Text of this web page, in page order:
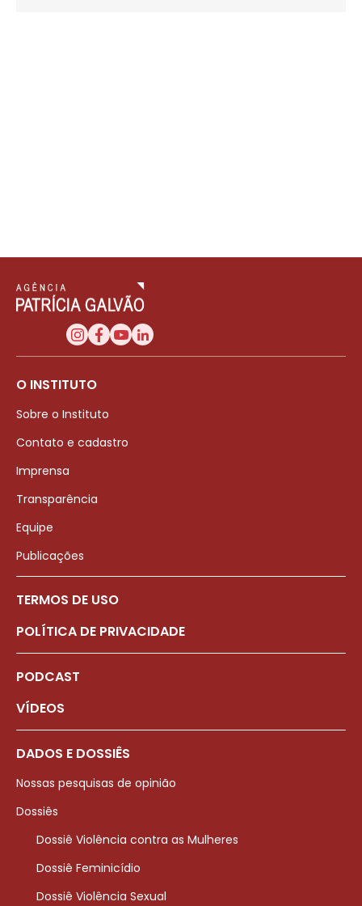
O INSTITUTO
Sobre o Instituto
Contato e cadastro
Imprensa
Transparência
Equipe
Publicações
TERMOS DE USO
POLÍTICA DE PRIVACIDADE
PODCAST
VÍDEOS
DADOS E DOSSIÊS
Nossas pesquisas de opinião
Dossiês
Dossiê Violência contra as Mulheres
Dossiê Feminicídio
Dossiê Violência Sexual